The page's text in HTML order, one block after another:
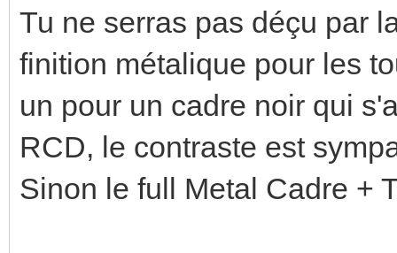
Tu ne serras pas déçu par
finition métalique pour les
un pour un cadre noir qui
RCD, le contraste est
Sinon le full Metal Cadre +